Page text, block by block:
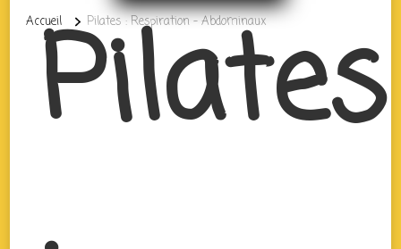
Accueil Pilates : Respiration – Abdominaux
Pilates